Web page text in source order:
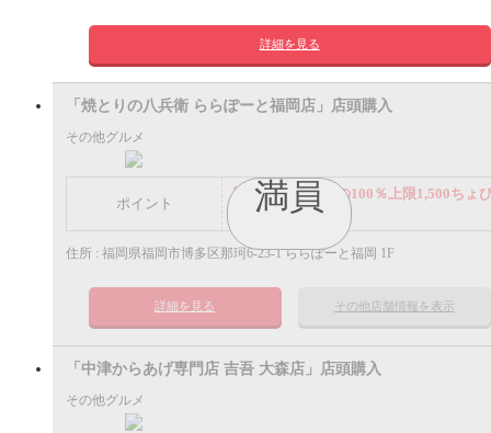
詳細を見る
満員
「焼とりの八兵衛 ららぽーと福岡店」店頭購入
その他グルメ
ポイント
謝礼： 飲食代金の100％上限1,500ちょ
ポイント
住所 : 福岡県福岡市博多区那珂6-23-1 ららぽーと福岡 1F
詳細を見る その他店舗情報を表示
「中津からあげ専門店 吉吾 大森店」店頭購入
その他グルメ